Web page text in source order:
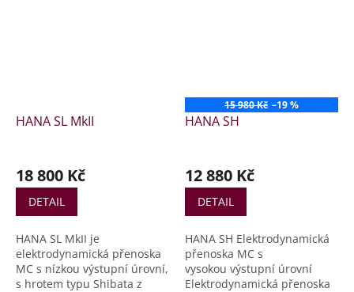
HANA SL MkII
18 800 Kč
DETAIL
HANA SL MkII je
elektrodynamická přenoska
MC s nízkou výstupní úrovní,
s hrotem typu Shibata z
15 980 Kč –19 %
HANA SH
12 880 Kč
DETAIL
HANA SH Elektrodynamická
přenoska MC s
vysokou výstupní úrovní
Elektrodynamická přenoska